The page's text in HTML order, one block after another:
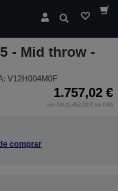
Buscar
- Mid throw -
V12H004M0F
1.757,02 €
con IVA (1.452,08 € sin IVA)
comprar